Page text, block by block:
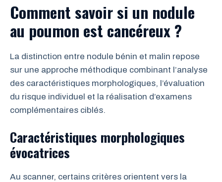
Comment savoir si un nodule
au poumon est cancéreux ?
La distinction entre nodule bénin et malin repose
sur une approche méthodique combinant l’analyse
des caractéristiques morphologiques, l’évaluation
du risque individuel et la réalisation d’examens
complémentaires ciblés.
Caractéristiques morphologiques
évocatrices
Au scanner, certains critères orientent vers la